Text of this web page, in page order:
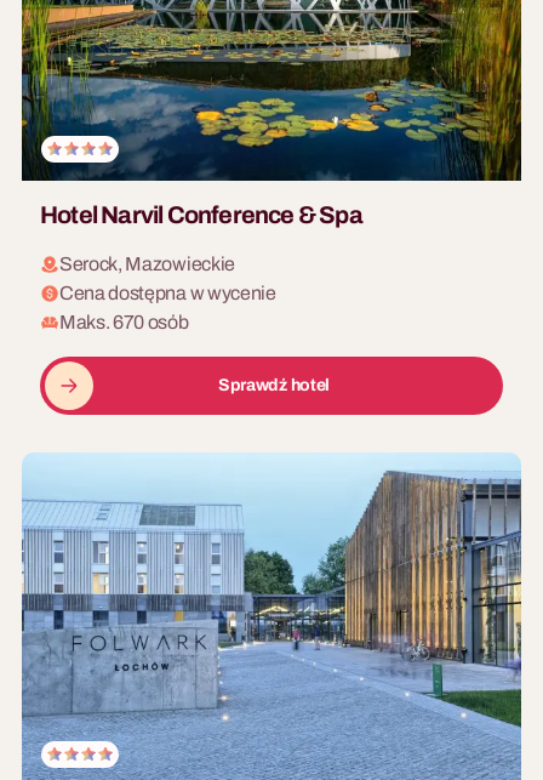
Hotel Narvil Conference & Spa
Serock, Mazowieckie
Cena dostępna w wycenie
Maks. 670 osób
Sprawdź hotel